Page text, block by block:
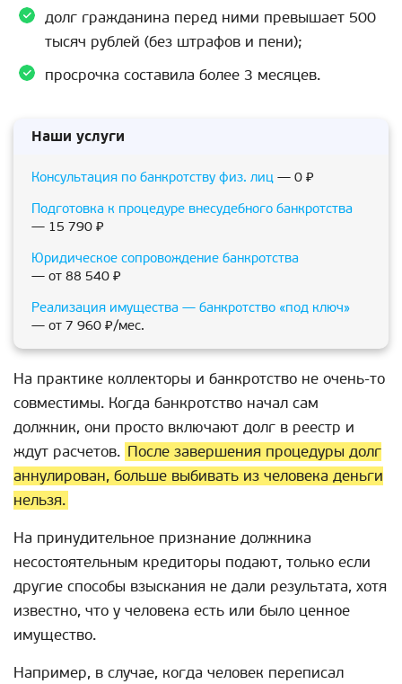
долг гражданина перед ними превышает 500
тысяч рублей (без штрафов и пени);
просрочка составила более 3 месяцев.
Наши услуги
Консультация по банкротству физ. лиц — 0 ₽
Подготовка к процедуре внесудебного банкротства
— 15 790 ₽
Юридическое сопровождение банкротства
— от 88 540 ₽
Реализация имущества — банкротство «под ключ»
— от 7 960 ₽/мес.
На практике коллекторы и банкротство не очень-то
совместимы. Когда банкротство начал сам
должник, они просто включают долг в реестр и
ждут расчетов. После завершения процедуры долг
аннулирован, больше выбивать из человека деньги
нельзя.
На принудительное признание должника
несостоятельным кредиторы подают, только если
другие способы взыскания не дали результата, хотя
известно, что у человека есть или было ценное
имущество.
Например, в случае, когда человек переписал